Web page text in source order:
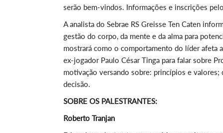
serão bem-vindos. Informações e inscrições
A analista do Sebrae RS Greisse Ten Caten
gestão do corpo, da mente e da alma para
mostrará como o comportamento do líder afeta
ex-jogador Paulo César Tinga para falar sobre
motivação versando sobre: princípios e
decisão.
SOBRE OS PALESTRANTES:
Roberto Tranjan